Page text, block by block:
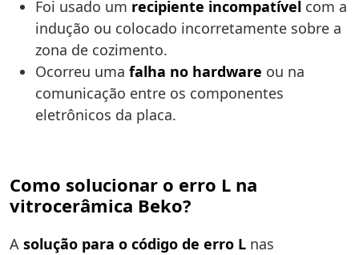
Foi usado um recipiente incompatível com a
indução ou colocado incorretamente sobre a
zona de cozimento.
Ocorreu uma falha no hardware ou na
comunicação entre os componentes
eletrônicos da placa.
Como solucionar o erro L na
vitrocerâmica Beko?
A solução para o código de erro L nas